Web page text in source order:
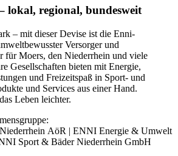
lokal, regional, bundesweit
– mit dieser Devise ist die Enni-
Versorger und
für Moers, den Niederrhein und viele
Gesellschaften bieten mit Energie,
und Freizeitspaß in Sport- und
und Services aus einer Hand.
Leben leichter.
AöR | ENNI Energie & Umwelt
Sport & Bäder Niederrhein GmbH